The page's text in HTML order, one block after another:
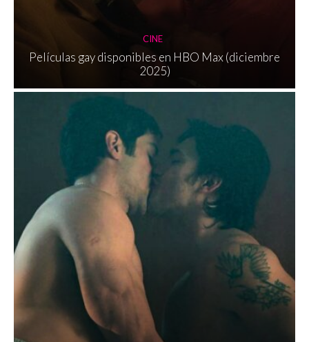
CINE
Películas gay disponibles en HBO Max (diciembre
2025)